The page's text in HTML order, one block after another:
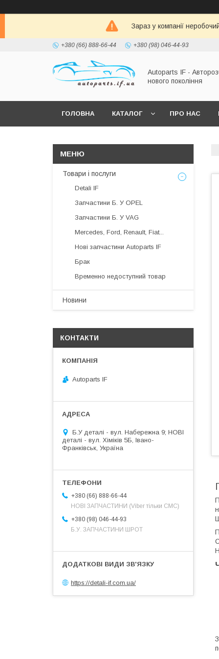
Зараз у компанії
+380 (66) 888-66-44 +380 (98) 046-44-93
Autoparts IF -
нового покоління
ГОЛОВНА КАТАЛОГ ПРО НАС
Товари і послуги
Detali IF
Запчастини Б. У OPEL
Запчастини Б. У VAG
Mercedes, Ford, Renault, Fiat...
Нові запчастини Autoparts IF
Брак
Временно недоступний товар
Новини
КОНТАКТИ
Autoparts IF
Б.У деталі - вул. Набережна 9; НОВІ
деталі - вул. Хіміків 5Б, Івано-
Франківськ, Україна
+380 (66) 888-66-44
НОВІ ЗАПЧАСТИНИ (Viber тільки СМС)
+380 (98) 046-44-93
Б.У. ЗАПЧАСТИНИ ШРОТ
https://detali-if.com.ua/